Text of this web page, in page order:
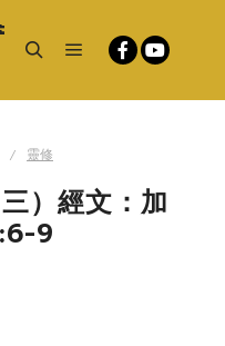
靈修
）經文：加
9